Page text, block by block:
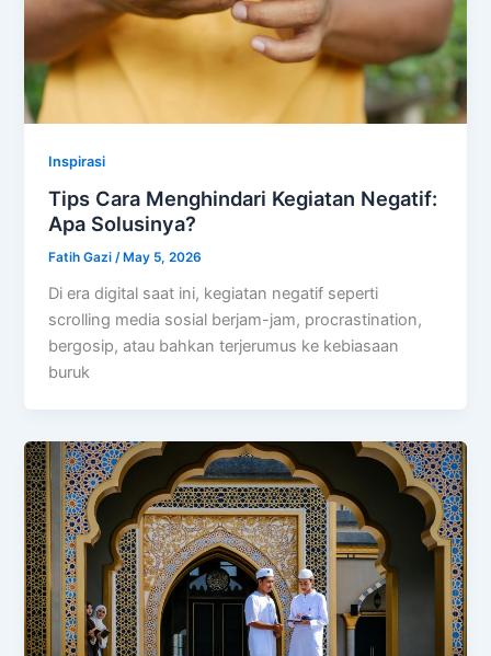
Inspirasi
Tips Cara Menghindari Kegiatan Negatif:
Apa Solusinya?
Fatih Gazi/ May 5, 2026
Di era digital saat ini, kegiatan negatif seperti
scrolling media sosial berjam-jam, procrastination,
bergosip, atau bahkan terjerumus ke kebiasaan
buruk